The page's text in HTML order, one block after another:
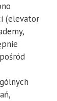
(elevator